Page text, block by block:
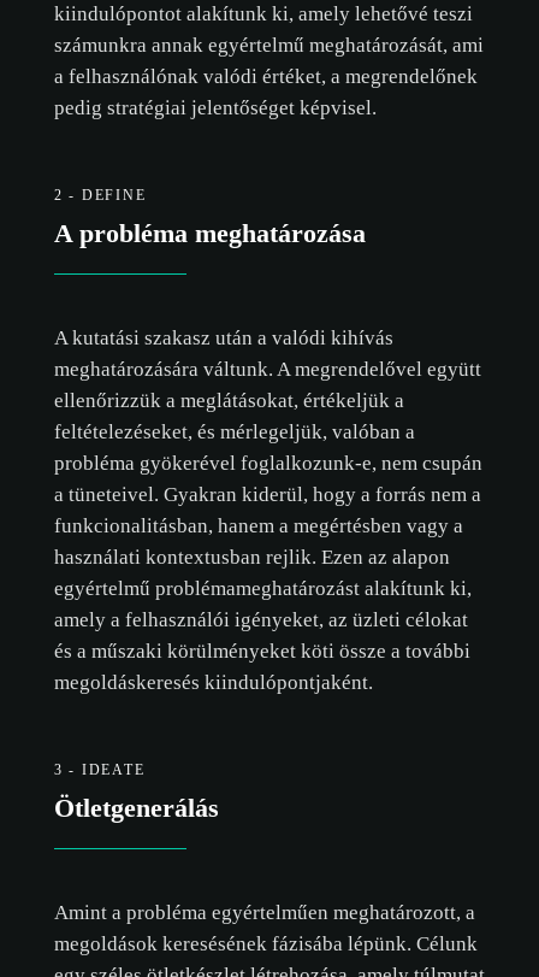
kiindulópontot alakítunk ki, amely lehetővé teszi
számunkra annak egyértelmű meghatározását, ami
a felhasználónak valódi értéket, a megrendelőnek
pedig stratégiai jelentőséget képvisel.
2 - DEFINE
A probléma meghatározása
A kutatási szakasz után a valódi kihívás
meghatározására váltunk. A megrendelővel együtt
ellenőrizzük a meglátásokat, értékeljük a
feltételezéseket, és mérlegeljük, valóban a
probléma gyökerével foglalkozunk-e, nem csupán
a tüneteivel. Gyakran kiderül, hogy a forrás nem a
funkcionalitásban, hanem a megértésben vagy a
használati kontextusban rejlik. Ezen az alapon
egyértelmű problémameghatározást alakítunk ki,
amely a felhasználói igényeket, az üzleti célokat
és a műszaki körülményeket köti össze a további
megoldáskeresés kiindulópontjaként.
3 - IDEATE
Ötletgenerálás
Amint a probléma egyértelműen meghatározott, a
megoldások keresésének fázisába lépünk. Célunk